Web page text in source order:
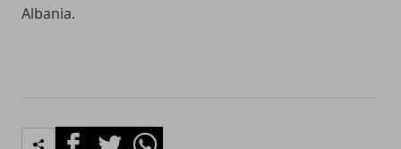
Albania.
FacebookTwitterWhatsapp